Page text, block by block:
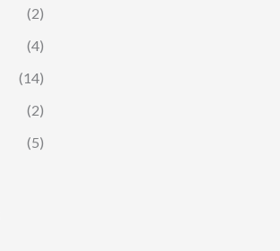
(2)
(4)
(14)
(2)
(5)